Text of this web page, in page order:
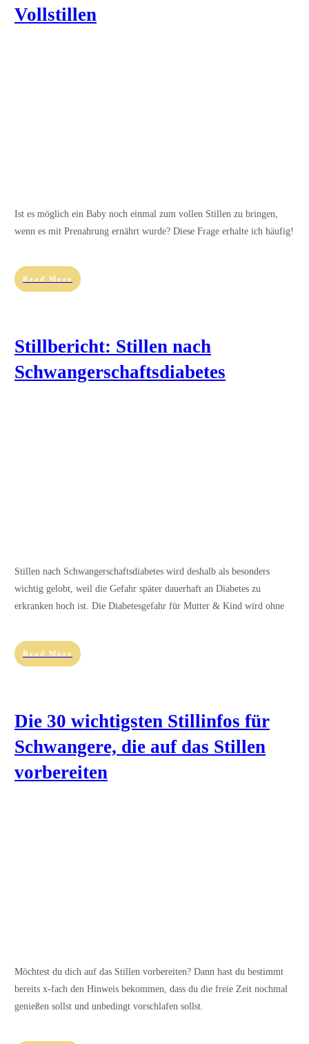
Vollstillen
Ist es möglich ein Baby noch einmal zum vollen Stillen zu bringen,
wenn es mit Prenahrung ernährt wurde? Diese Frage erhalte ich häufig!
Read More
Stillbericht: Stillen nach
Schwangerschaftsdiabetes
Stillen nach Schwangerschaftsdiabetes wird deshalb als besonders
wichtig gelobt, weil die Gefahr später dauerhaft an Diabetes zu
erkranken hoch ist. Die Diabetesgefahr für Mutter & Kind wird ohne
Read More
Die 30 wichtigsten Stillinfos für
Schwangere, die auf das Stillen
vorbereiten
Möchtest du dich auf das Stillen vorbereiten? Dann hast du bestimmt
bereits x-fach den Hinweis bekommen, dass du die freie Zeit nochmal
genießen sollst und unbedingt vorschlafen sollst.